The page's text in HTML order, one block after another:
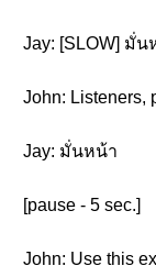
Jay: [SLOW] มั่
John: Listeners,
Jay: มั่นหน้า
[pause - 5 sec.]
John: Use this